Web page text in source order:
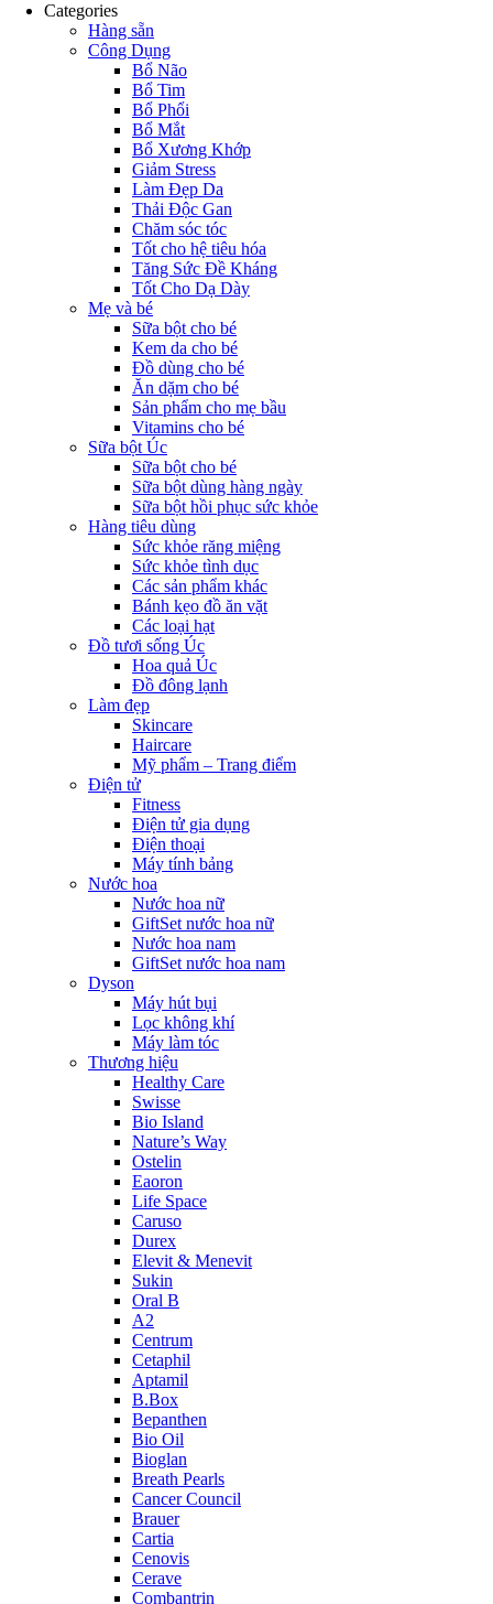
Categories
Hàng sẵn
Công Dụng
Bổ Não
Bổ Tim
Bổ Phổi
Bổ Mắt
Bổ Xương Khớp
Giảm Stress
Làm Đẹp Da
Thải Độc Gan
Chăm sóc tóc
Tốt cho hệ tiêu hóa
Tăng Sức Đề Kháng
Tốt Cho Dạ Dày
Mẹ và bé
Sữa bột cho bé
Kem da cho bé
Đồ dùng cho bé
Ăn dặm cho bé
Sản phẩm cho mẹ bầu
Vitamins cho bé
Sữa bột Úc
Sữa bột cho bé
Sữa bột dùng hàng ngày
Sữa bột hồi phục sức khỏe
Hàng tiêu dùng
Sức khỏe răng miệng
Sức khỏe tình dục
Các sản phẩm khác
Bánh kẹo đồ ăn vặt
Các loại hạt
Đồ tươi sống Úc
Hoa quả Úc
Đồ đông lạnh
Làm đẹp
Skincare
Haircare
Mỹ phẩm – Trang điểm
Điện tử
Fitness
Điện tử gia dụng
Điện thoại
Máy tính bảng
Nước hoa
Nước hoa nữ
GiftSet nước hoa nữ
Nước hoa nam
GiftSet nước hoa nam
Dyson
Máy hút bụi
Lọc không khí
Máy làm tóc
Thương hiệu
Healthy Care
Swisse
Bio Island
Nature’s Way
Ostelin
Eaoron
Life Space
Caruso
Durex
Elevit & Menevit
Sukin
Oral B
A2
Centrum
Cetaphil
Aptamil
B.Box
Bepanthen
Bio Oil
Bioglan
Breath Pearls
Cancer Council
Brauer
Cartia
Cenovis
Cerave
Combantrin